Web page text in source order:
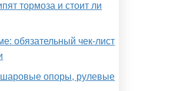
тормоза и стоит ли
обязательный чек-лист
шаровые опоры, рулевые